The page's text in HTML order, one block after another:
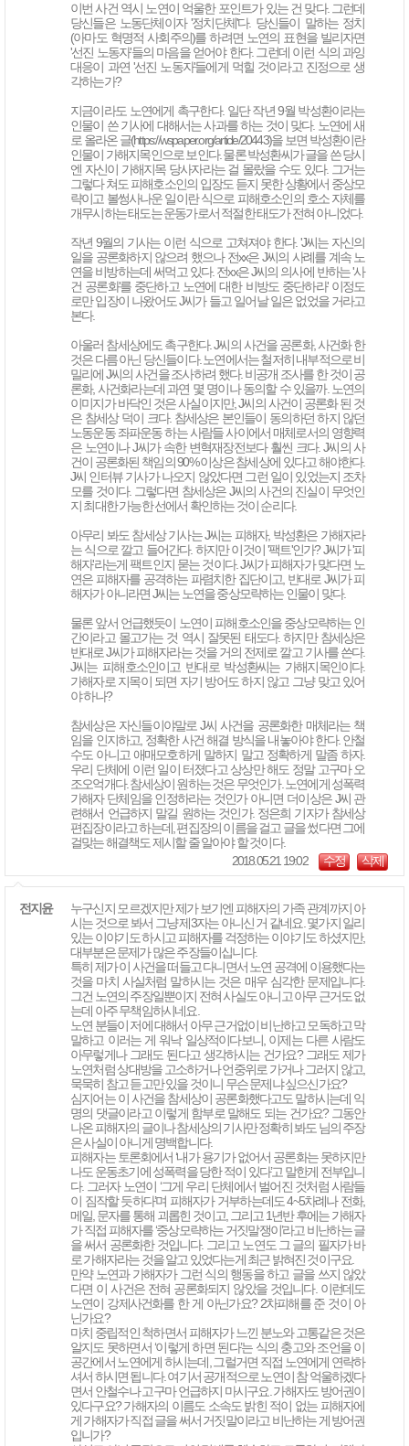
이번 사건 역시 노연이 억울한 포인트가 있는 건 맞다. 그런데
당신들은 노동단체이자 '정치단체'다. 당신들이 말하는 정치
(아마도 혁명적 사회주의)를 하려면 노연의 표현을 빌리자면
'선진 노동자'들의 마음을 얻어야 한다. 그런데 이런 식의 과잉
대응이 과연 '선진 노동자'들에게 먹힐 것이라고 진정으로 생
각하는가?
지금이라도 노연에게 촉구한다. 일단 작년 9월 박성환이라는
인물이 쓴 기사에 대해서는 사과를 하는 것이 맞다. 노연에 새
로 올라온 글(https://wspaper.org/article/20443)을 보면 박성환이란
인물이 가해지목인으로 보인다. 물론 박성환씨가 글을 쓴 당시
엔 자신이 가해지목 당사자라는 걸 몰랐을 수도 있다. 그거는
그렇다 쳐도 피해호소인의 입장도 듣지 못한 상황에서 중상모
략이고 볼썽사나운 일이란 식으로 피해호소인의 호소 자체를
개무시하는 태도는 운동가로서 적절한 태도가 전혀 아니었다.
작년 9월의 기사는 이런 식으로 고쳐져야 한다. 'J씨는 자신의
일을 공론화하지 않으려 했으나 전xx은 J씨의 사례를 계속 노
연을 비방하는데 써먹고 있다. 전xx은 J씨의 의사에 반하는 '사
건 공론화'를 중단하고 노연에 대한 비방도 중단하라' 이정도
로만 입장이 나왔어도 J씨가 들고 일어날 일은 없었을 거라고
본다.
아울러 참세상에도 촉구한다. J씨의 사건을 공론화, 사건화 한
것은 다름 아닌 당신들이다. 노연에서는 철저히 내부적으로 비
밀리에 J씨의 사건을 조사하려 했다. 비공개 조사를 한 것이 공
론화, 사건화라는데 과연 몇 명이나 동의할 수 있을까. 노연의
이미지가 바닥인 것은 사실이지만, J씨의 사건이 공론화 된 것
은 참세상 덕이 크다. 참세상은 본인들이 동의하던 하지 않던
노동운동 좌파운동 하는 사람들 사이에서 매체로서의 영향력
은 노연이나 J씨가 속한 변혁재장전보다 훨씬 크다. J씨의 사
건이 공론화된 책임의 90% 이상은 참세상에 있다고 해야한다.
J씨 인터뷰 기사가 나오지 않았다면 그런 일이 있었는지 조차
모를 것이다. 그렇다면 참세상은 J씨의 사건의 진실이 무엇인
지 최대한 가능한 선에서 확인하는 것이 순리다.
아무리 봐도 참세상 기사는 J씨는 피해자, 박성환은 가해자라
는 식으로 깔고 들어간다. 하지만 이것이 '팩트'인가? J씨가 '피
해자'라는게 팩트인지 묻는 것이다. J씨가 피해자가 맞다면 노
연은 피해자를 공격하는 파렴치한 집단이고, 반대로 J씨가 피
해자가 아니라면 J씨는 노연을 중상모략하는 인물이 맞다.
물론 앞서 언급했듯이 노연이 피해호소인을 중상모략하는 인
간이라고 몰고가는 것 역시 잘못된 태도다. 하지만 참세상은
반대로 J씨가 피해자라는 것을 거의 전제로 깔고 기사를 쓴다.
J씨는 피해호소인이고 반대로 박성환씨는 가해지목인이다.
가해자로 지목이 되면 자기 방어도 하지 않고 그냥 맞고 있어
야 하나?
참세상은 자신들이야말로 J씨 사건을 공론화한 매체라는 책
임을 인지하고, 정확한 사건 해결 방식을 내놓아야 한다. 안철
수도 아니고 애매모호하게 말하지 말고 정확하게 말좀 하자.
우리 단체에 이런 일이 터졌다고 상상만 해도 정말 고구마 오
조오억개다. 참세상이 원하는 것은 무엇인가. 노연에게 성폭력
가해자 단체임을 인정하라는 것인가 아니면 더이상은 J씨 관
련해서 언급하지 말길 원하는 것인가. 정은희 기자가 참세상
편집장이라고 하는데, 편집장의 이름을 걸고 글을 썼다면 그에
걸맞는 해결책도 제시할 줄 알아야 할 것이다.
2018.05.21 19:02
수정 삭제
전지윤
누구신지 모르겠지만 제가 보기엔 피해자의 가족 관계까지 아
시는 것으로 봐서 그냥 제3자는 아니신 거 같네요. 몇가지 일리
있는 이야기도 하시고 피해자를 걱정하는 이야기도 하셨지만,
대부분은 문제가 많은 주장들이십니다.
특히 제가 이 사건을 떠들고 다니면서 노연 공격에 이용했다는
것을 마치 사실처럼 말하시는 것은 매우 심각한 문제입니다.
그건 노연의 주장일뿐이지 전혀 사실도 아니고 아무 근거도 없
는데 아주 무책임하시네요.
노연 분들이 저에 대해서 아무 근거없이 비난하고 모독하고 막
말하고 이러는 게 워낙 일상적이다보니, 이제는 다른 사람도
아무렇게나 그래도 된다고 생각하시는 건가요? 그래도 제가
노연처럼 상대방을 고소하거나 언중위로 가거나 그러지 않고,
묵묵히 참고 듣고만 있을 것이니 무슨 문제냐 싶으신가요?
심지어는 이 사건을 참세상이 공론화했다고도 말하시는데 익
명의 댓글이라고 이렇게 함부로 말해도 되는 건가요? 그동안
나온 피해자의 글이나 참세상의 기사만 정확히 봐도 님의 주장
은 사실이 아니게 명백합니다.
피해자는 토론회에서 ‘내가 용기가 없어서 공론화는 못하지만
나도 운동초기에 성폭력을 당한 적이 있다’고 말한게 전부입니
다. 그러자 노연이 ‘그게 우리 단체에서 벌어진 것처럼 사람들
이 짐작할 듯하다’며 피해자가 거부하는데도 4~5차례나 전화,
메일, 문자를 통해 괴롭힌 것이고, 그리고 1년반 후에는 가해자
가 직접 피해자를 ‘중상모략하는 거짓말쟁이’라고 비난하는 글
을 써서 공론화한 것입니다. 그리고 노연도 그 글의 필자가 바
로 가해자라는 것을 알고 있었다는게 최근 밝혀진 것이구요.
만약 노연과 가해자가 그런 식의 행동을 하고 글을 쓰지 않았
다면 이 사건은 전혀 공론화되지 않았을 것입니다. 이런데도
노연이 강제사건화를 한 게 아닌가요? 2차피해를 준 것이 아
닌가요?
마치 중립적인 척하면서 피해자가 느낀 분노와 고통같은 것은
알지도 못하면서 ‘이렇게 하면 된다’는 식의 충고와 조언을 이
공간에서 노연에게 하시는데, 그럴거면 직접 노연에게 연락하
셔서 하시면 됩니다. 여기서 공개적으로 노연이 참 억울하겠다
면서 안철수나 고구마 언급하지 마시구요. 가해자도 방어권이
있다구요? 가해자의 이름도 소속도 밝힌 적이 없는 피해자에
게 가해자가 직접 글을 써서 거짓말이라고 비난하는 게 방어권
입니가?